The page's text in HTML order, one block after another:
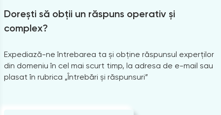
Dorești să obții un răspuns operativ și
complex?
Expediază-ne întrebarea ta și obține răspunsul experților
din domeniu în cel mai scurt timp, la adresa de e-mail sau
plasat în rubrica „Întrebări și răspunsuri”